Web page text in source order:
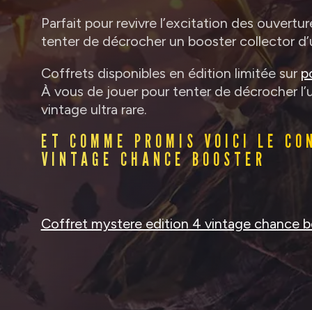
Parfait pour revivre l’excitation des
tenter de décrocher un booster collector
Coffrets disponibles en édition limitée sur
À vous de jouer pour tenter de décrocher
vintage ultra rare.
ET COMME PROMIS VOICI LE
VINTAGE CHANCE BOOSTER
Coffret mystere edition 4 vintage chance